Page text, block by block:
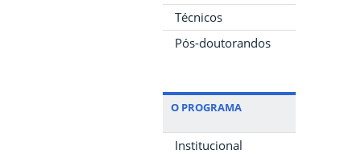
Técnicos
Pós-doutorandos
O PROGRAMA
Institucional